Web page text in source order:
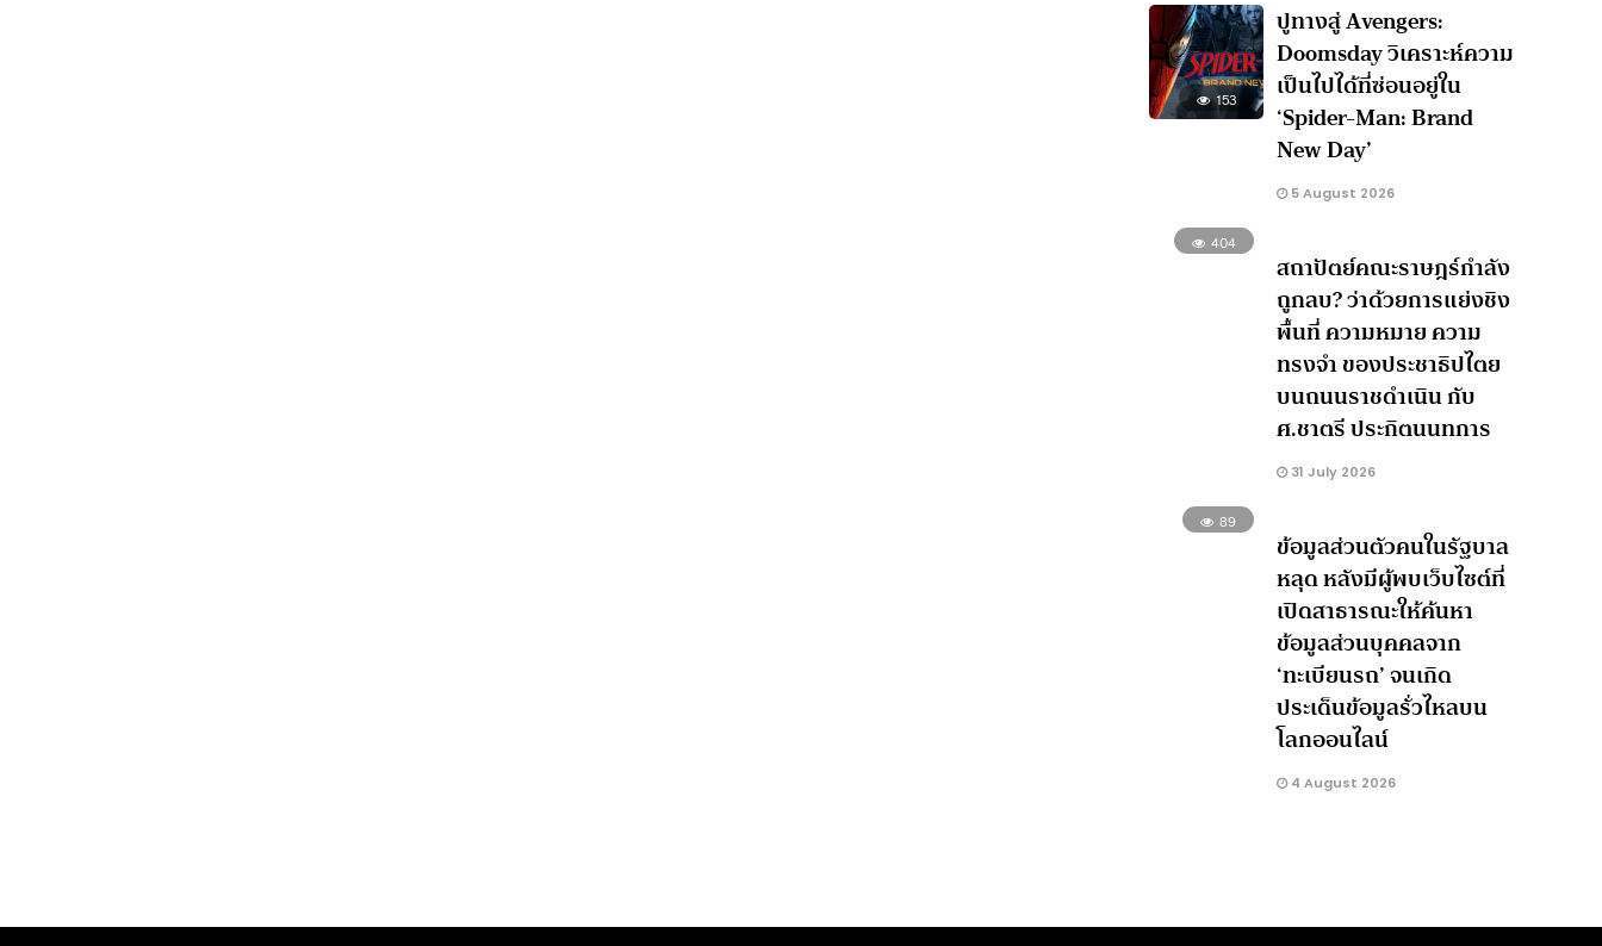
153
ปูทางสู่ Avengers:
Doomsday วิเคราะห์ความ
เป็นไปได้ที่ซ่อนอยู่ใน
‘Spider-Man: Brand
New Day’
5 August 2026
404
สถาปัตย์คณะราษฎร์กำลัง
ถูกลบ? ว่าด้วยการแย่งชิง
พื้นที่ ความหมาย ความ
ทรงจำ ของประชาธิปไตย
บนถนนราชดำเนิน กับ
ศ.ชาตรี ประกิตนนทการ
31 July 2026
89
ข้อมูลส่วนตัวคนในรัฐบาล
หลุด หลังมีผู้พบเว็บไซต์ที่
เปิดสาธารณะให้ค้นหา
ข้อมูลส่วนบุคคลจาก
‘ทะเบียนรถ’ จนเกิด
ประเด็นข้อมูลรั่วไหลบน
โลกออนไลน์
4 August 2026